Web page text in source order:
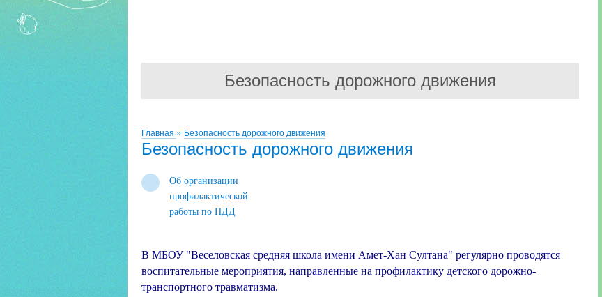
Безопасность дорожного движения
Главная » Безопасность дорожного движения
Безопасность дорожного движения
Об организации
профилактической
работы по ПДД
В МБОУ "Веселовская средняя школа имени Амет-Хан Султана" регулярно проводятся
воспитательные мероприятия, направленные на профилактику детского дорожно-
транспортного травматизма.